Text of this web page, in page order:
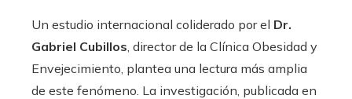
Un estudio internacional coliderado por el Dr.
Gabriel Cubillos , director de la Clínica Obesidad y
Envejecimiento, plantea una lectura más amplia
de este fenómeno. La investigación, publicada en